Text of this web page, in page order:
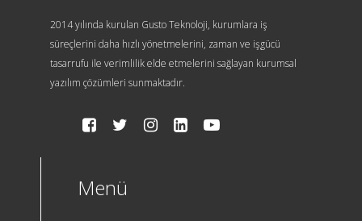
2014 yılında kurulan Gusto Teknoloji, kurumlara iş
süreçlerini daha hızlı yönetmelerini, zaman ve işgücü
tasarrufu ile verimlilik elde etmelerini sağlayan kurumsal
yazılım çözümleri sunmaktadır.
Menü